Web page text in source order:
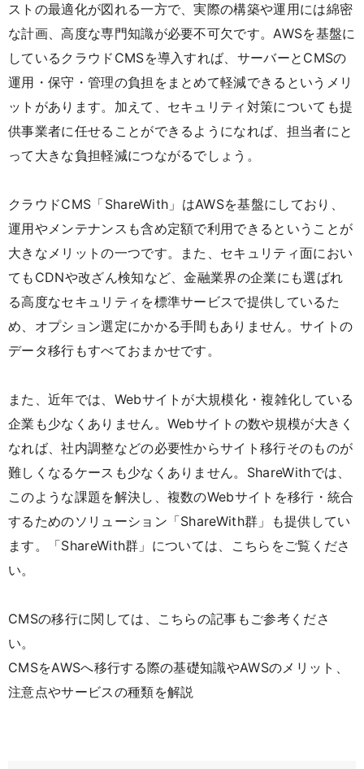
ストの最適化が図れる一方で、実際の構築や運用には綿密
な計画、高度な専門知識が必要不可欠です。AWSを基盤に
しているクラウドCMSを導入すれば、サーバーとCMSの
運用・保守・管理の負担をまとめて軽減できるというメリ
ットがあります。加えて、セキュリティ対策についても提
供事業者に任せることができるようになれば、担当者にと
って大きな負担軽減につながるでしょう。
クラウドCMS「ShareWith」はAWSを基盤にしており、
運用やメンテナンスも含め定額で利用できるということが
大きなメリットの一つです。また、セキュリティ面におい
てもCDNや改ざん検知など、金融業界の企業にも選ばれ
る高度なセキュリティを標準サービスで提供しているた
め、オプション選定にかかる手間もありません。サイトの
データ移行もすべておまかせです。
また、近年では、Webサイトが大規模化・複雑化している
企業も少なくありません。Webサイトの数や規模が大きく
なれば、社内調整などの必要性からサイト移行そのものが
難しくなるケースも少なくありません。ShareWithでは、
このような課題を解決し、複数のWebサイトを移行・統合
するためのソリューション「ShareWith群」も提供してい
ます。「ShareWith群」については、
こちら をご覧くださ
い。
CMSの移行に関しては、こちらの記事もご参考くださ
い。
CMSをAWSへ移行する際の基礎知識やAWSのメリット、
注意点やサービスの種類を解説